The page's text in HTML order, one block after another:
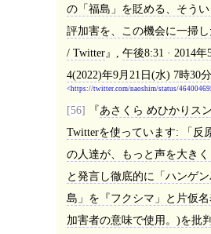
の「福島」を貶める、そう
評加害を、この機会に一掃し
/ Twitter
午後8:31 · 2014年
4(2022)年9月21日(水) 7時30
https://twitter.com/naoshim/status/
[56]
あさくら めひかりス
Twitterを使っています: 「反
の人達が、もっと声を大きく
と発言し徹底的に「ハンゲ
島」を『フクシマ」と片仮
加害者の意味で使用。)を批